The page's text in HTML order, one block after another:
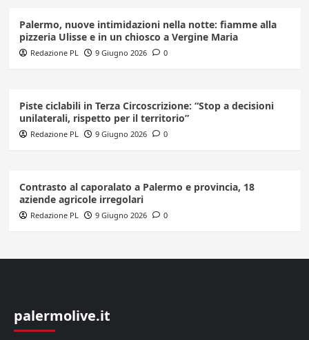
Palermo, nuove intimidazioni nella notte: fiamme alla
pizzeria Ulisse e in un chiosco a Vergine Maria
Redazione PL 9 Giugno 2026 0
Piste ciclabili in Terza Circoscrizione: “Stop a decisioni
unilaterali, rispetto per il territorio”
Redazione PL 9 Giugno 2026 0
Contrasto al caporalato a Palermo e provincia, 18
aziende agricole irregolari
Redazione PL 9 Giugno 2026 0
palermolive.it